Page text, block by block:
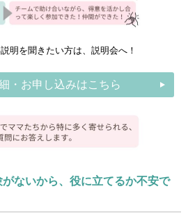
明を聞きたい方は、説明会へ！
・お申し込みはこちら
ないから、役に立てるか不安で